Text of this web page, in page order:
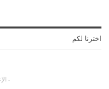
اخترنا لكم
- الإعلانات -